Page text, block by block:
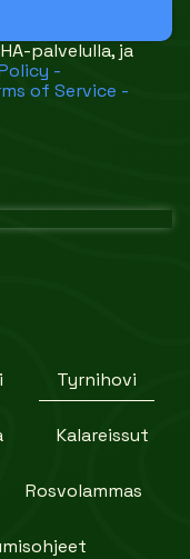
palvelulla, ja
-
of Service -
Tyrnihovi
Kalareissut
Rosvolammas